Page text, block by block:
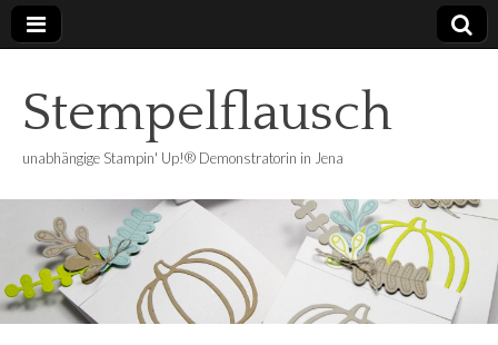
Stempelflausch
unabhängige Stampin' Up!® Demonstratorin in Jena